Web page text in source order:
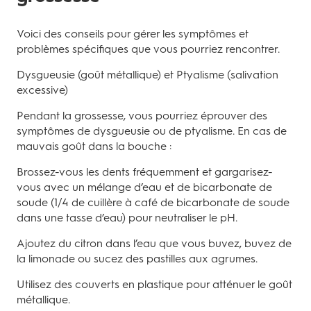
Voici des conseils pour gérer les symptômes et
problèmes spécifiques que vous pourriez rencontrer.
Dysgueusie (goût métallique) et Ptyalisme (salivation
excessive)
Pendant la grossesse, vous pourriez éprouver des
symptômes de dysgueusie ou de ptyalisme. En cas de
mauvais goût dans la bouche :
Brossez-vous les dents fréquemment et gargarisez-
vous avec un mélange d’eau et de bicarbonate de
soude (1/4 de cuillère à café de bicarbonate de soude
dans une tasse d’eau) pour neutraliser le pH.
Ajoutez du citron dans l’eau que vous buvez, buvez de
la limonade ou sucez des pastilles aux agrumes.
Utilisez des couverts en plastique pour atténuer le goût
métallique.